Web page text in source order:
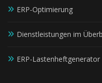
ERP-Optimierung
Dienstleistungen im
ERP-Lastenheftgenerator